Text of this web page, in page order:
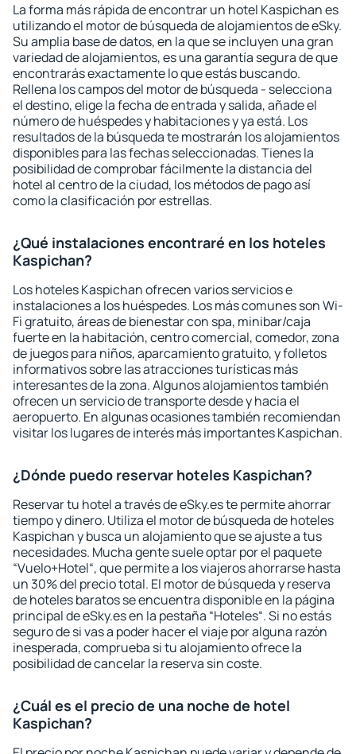
La forma más rápida de encontrar un hotel Kaspichan es
utilizando el motor de búsqueda de alojamientos de eSky.
Su amplia base de datos, en la que se incluyen una gran
variedad de alojamientos, es una garantía segura de que
encontrarás exactamente lo que estás buscando.
Rellena los campos del motor de búsqueda - selecciona
el destino, elige la fecha de entrada y salida, añade el
número de huéspedes y habitaciones y ya está. Los
resultados de la búsqueda te mostrarán los alojamientos
disponibles para las fechas seleccionadas. Tienes la
posibilidad de comprobar fácilmente la distancia del
hotel al centro de la ciudad, los métodos de pago así
como la clasificación por estrellas.
¿Qué instalaciones encontraré en los hoteles
Kaspichan?
Los hoteles Kaspichan ofrecen varios servicios e
instalaciones a los huéspedes. Los más comunes son Wi-
Fi gratuito, áreas de bienestar con spa, minibar/caja
fuerte en la habitación, centro comercial, comedor, zona
de juegos para niños, aparcamiento gratuito, y folletos
informativos sobre las atracciones turísticas más
interesantes de la zona. Algunos alojamientos también
ofrecen un servicio de transporte desde y hacia el
aeropuerto. En algunas ocasiones también recomiendan
visitar los lugares de interés más importantes Kaspichan.
¿Dónde puedo reservar hoteles Kaspichan?
Reservar tu hotel a través de eSky.es te permite ahorrar
tiempo y dinero. Utiliza el motor de búsqueda de hoteles
Kaspichan y busca un alojamiento que se ajuste a tus
necesidades. Mucha gente suele optar por el paquete
“Vuelo+Hotel“, que permite a los viajeros ahorrarse hasta
un 30% del precio total. El motor de búsqueda y reserva
de hoteles baratos se encuentra disponible en la página
principal de eSky.es en la pestaña “Hoteles“. Si no estás
seguro de si vas a poder hacer el viaje por alguna razón
inesperada, comprueba si tu alojamiento ofrece la
posibilidad de cancelar la reserva sin coste.
¿Cuál es el precio de una noche de hotel
Kaspichan?